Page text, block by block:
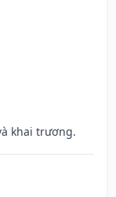
khai trương.